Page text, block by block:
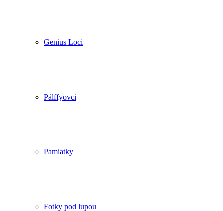
Genius Loci
Pálffyovci
Pamiatky
Fotky pod lupou